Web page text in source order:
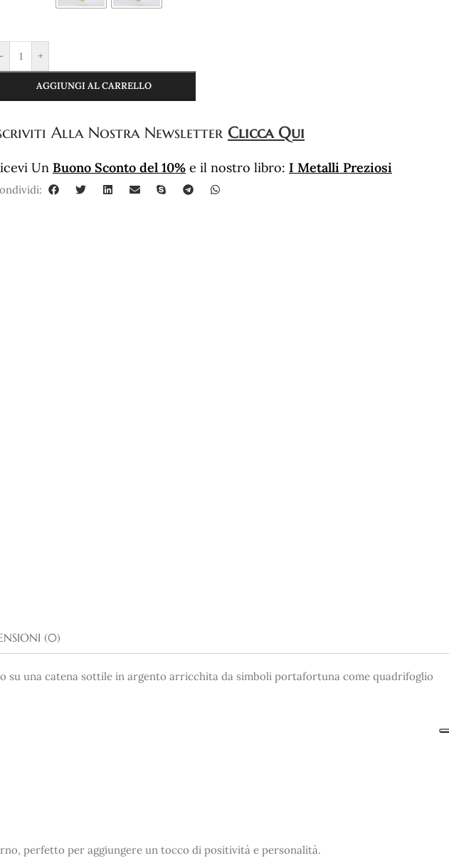
- +
AGGIUNGI AL CARRELLO
Alla Nostra Newsletter Clicca Qui
Un Buono Sconto del 10% e il nostro libro: I Metalli Preziosi
(0)
su una catena sottile in argento arricchita da simboli portafortuna come quadrifoglio
perfetto per aggiungere un tocco di positività e personalità.